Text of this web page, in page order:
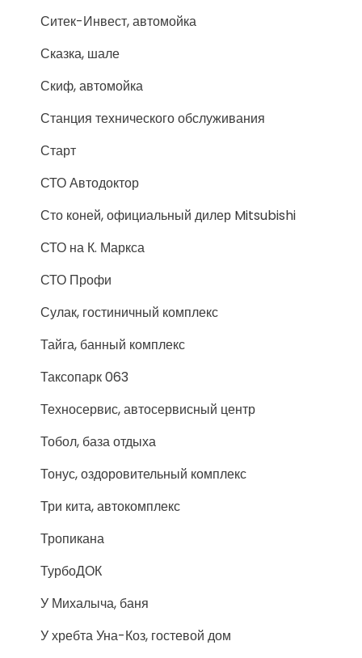
Ситек-Инвест, автомойка
Сказка, шале
Скиф, автомойка
Станция технического обслуживания
Старт
СТО Автодоктор
Сто коней, официальный дилер Mitsubishi
СТО на К. Маркса
СТО Профи
Сулак, гостиничный комплекс
Тайга, банный комплекс
Таксопарк 063
Техносервис, автосервисный центр
Тобол, база отдыха
Тонус, оздоровительный комплекс
Три кита, автокомплекс
Тропикана
ТурбоДОК
У Михалыча, баня
У хребта Уна-Коз, гостевой дом